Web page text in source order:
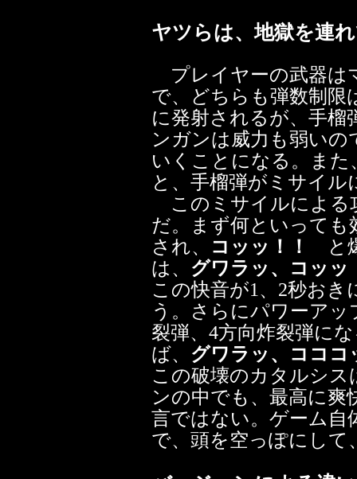
ヤツらは、地獄を連
プレイヤーの武器は
で、どちらも弾数制限
に発射されるが、手榴
ンガンは威力も弱い
いくことになる。ま
と、手榴弾がミサイ
このミサイルによる
だ。まず何といっても
され、
コッッ！！
と
は、 グワラッ、コッ
この快音が1、2秒お
う。さらにパワーア
裂弾、4方向炸裂弾に
ば、 グワラッ、コココ
この破壊のカタルシ
ンの中でも、最高に爽
言ではない。ゲーム自
で、頭を空っぽにして